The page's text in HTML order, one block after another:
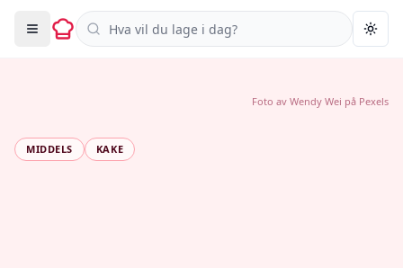
Søk i oppskrifter
MIDDELS KAKE
Foto av Wendy Wei på Pexels